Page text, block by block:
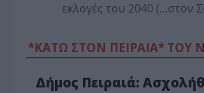
εκλογές του 2040 (…στον
*ΚΑΤΩ ΣΤΟΝ ΠΕΙΡΑΙΑ* ΤΟΥ
Δήμος Πειραιά: